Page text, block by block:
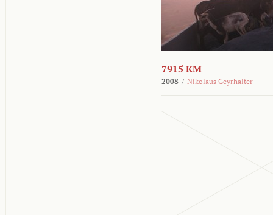
7915 KM
2008 / Nikolaus Geyrhalter